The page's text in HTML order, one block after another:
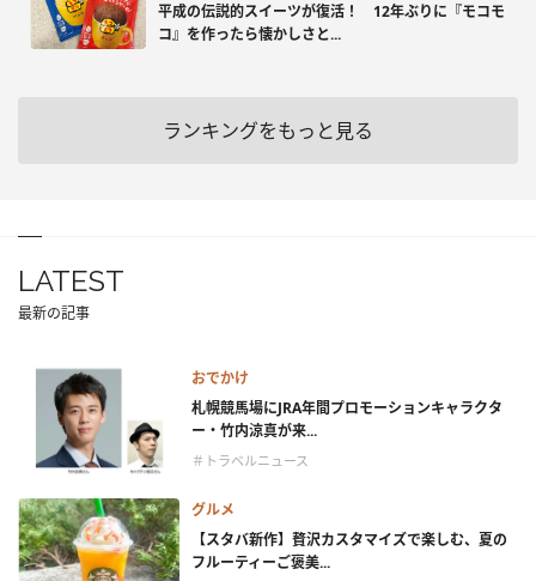
平成の伝説的スイーツが復活！ 12年ぶりに『モコモ
コ』を作ったら懐かしさと...
ランキングをもっと見る
LATEST
最新の記事
おでかけ
札幌競馬場にJRA年間プロモーションキャラクタ
ー・竹内涼真が来...
＃トラベルニュース
グルメ
【スタバ新作】贅沢カスタマイズで楽しむ、夏の
フルーティーご褒美...